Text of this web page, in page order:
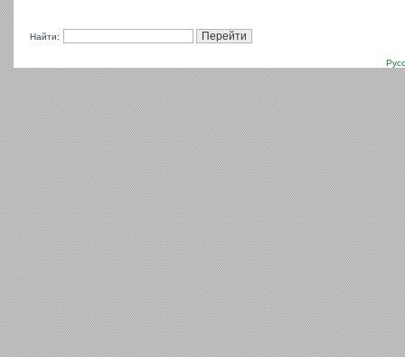
Найти: